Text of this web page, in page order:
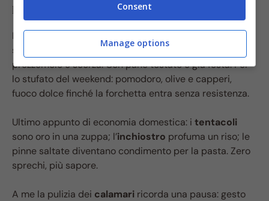
Esempio pratico
Per un antipasto agile: anelli e tentacoli, olio caldo, 90
secondi a lato, spruzzo di vino bianco, spegni,
prezzemolo e scorza. Con pane tostato è già festa. Per
lo stufato del weekend: pomodoro, olive e capperi,
fuoco dolce finché la forchetta entra senza resistenza.
Ultimo appunto di economia domestica: i tentacoli
sono oro in una zuppa; l’inchiostro profuma un riso; le
pinne saltate diventano condimento per la pasta. Zero
sprechi, più sapore.
A me la pulizia dei calamari ricorda una pausa: gesto
Consent
Manage options